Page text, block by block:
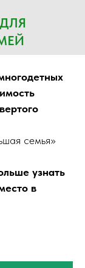
семья»
узнать
в